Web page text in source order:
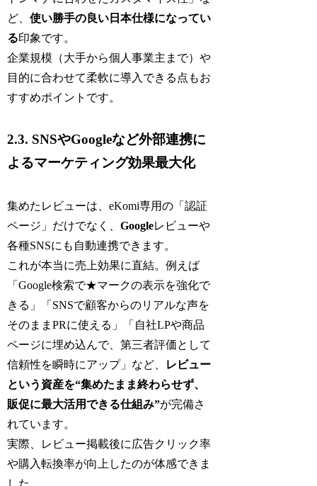
ど、使い勝手の良い日本仕様になってい
る印象です。
企業規模（大手から個人事業主まで）や
目的に合わせて柔軟に導入できる点もお
すすめポイントです。
2.3. SNSやGoogleなど外部連携に
よるマーケティング効果最大化
集めたレビューは、eKomi専用の「認証
ページ」だけでなく、Googleレビューや
各種SNSにも自動連携できます。
これが本当に売上効果に直結。例えば
「Google検索で★マークの表示を強化で
きる」「SNSで顧客からのリアルな声を
そのままPRに使える」「自社LPや商品
ページに埋め込んで、第三者評価として
信頼性を瞬時にアップ」など、
レビュー
という資産を“集めたまま終わらせず、
販促に最大活用できる仕組み”が完備さ
れています。
実際、レビュー掲載後に広告クリック率
や購入転換率が向上したのが体感できま
した。